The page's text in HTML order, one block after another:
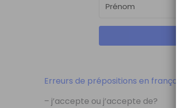
Erreurs de prépositions en français
– j’accepte ou j’accepte de?